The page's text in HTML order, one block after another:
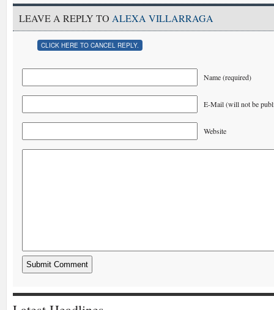
LEAVE A REPLY TO ALEXA VILLARRAGA
CLICK HERE TO CANCEL REPLY.
Name (required)
E-Mail (will not be
Website